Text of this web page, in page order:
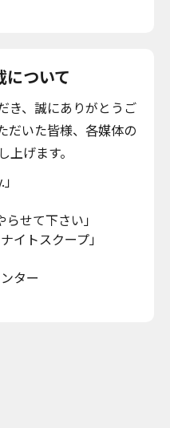
について
き、誠にありがとうご
だいた皆様、各媒体の
げます。
せて下さい」
イトスクープ」
ター